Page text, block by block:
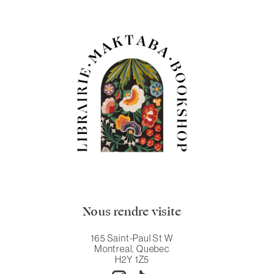
Nous rendre visite
165 Saint-Paul St W
Montreal, Quebec
H2Y 1Z5